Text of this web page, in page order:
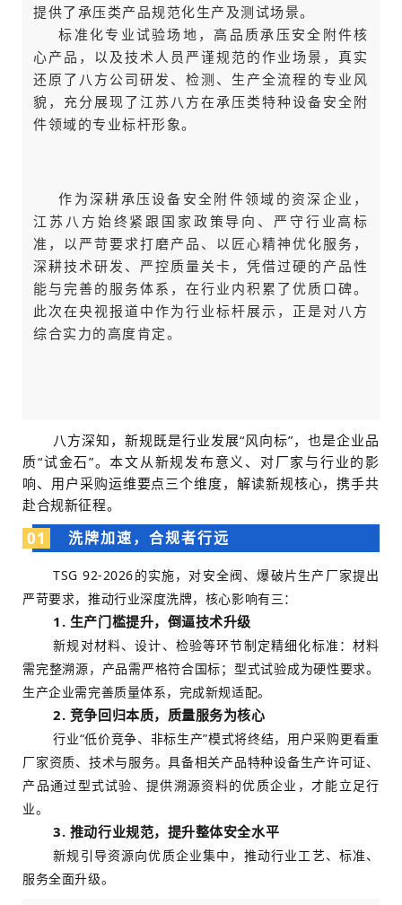
提供了承压类产品规范化生产及测试场景。
标准化专业试验场地，高品质承压安全附件核
心产品，以及技术人员严谨规范的作业场景，真实
还原了八方公司研发、检测、生产全流程的专业风
貌，充分展现了江苏八方在承压类特种设备安全附
件领域的专业标杆形象。
作为深耕承压设备安全附件领域的资深企业，
江苏八方始终紧跟国家政策导向、严守行业高标
准，以严苛要求打磨产品、以匠心精神优化服务，
深耕技术研发、严控质量关卡，凭借过硬的产品性
能与完善的服务体系，在行业内积累了优质口碑。
此次在央视报道中作为行业标杆展示，正是对八方
综合实力的高度肯定。
八方深知，新规既是行业发展“风向标”，也是企业品
质“试金石”。本文从新规发布意义、对厂家与行业的影
响、用户采购运维要点三个维度，解读新规核心，携手共
赴合规新征程。
01 洗牌加速，合规者行远
TSG 92-2026的实施，对安全阀、爆破片生产厂家提出
严苛要求，推动行业深度洗牌，核心影响有三：
1. 生产门槛提升，倒逼技术升级
新规对材料、设计、检验等环节制定精细化标准：材料
需完整溯源，产品需严格符合国标；型式试验成为硬性要求。
生产企业需完善质量体系，完成新规适配。
2. 竞争回归本质，质量服务为核心
行业“低价竞争、非标生产”模式将终结，用户采购更看重
厂家资质、技术与服务。具备相关产品特种设备生产许可证、
产品通过型式试验、提供溯源资料的优质企业，才能立足行
业。
3. 推动行业规范，提升整体安全水平
新规引导资源向优质企业集中，推动行业工艺、标准、
服务全面升级。